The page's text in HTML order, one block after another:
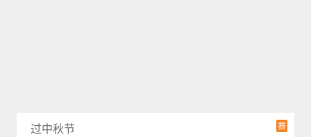
赛
过中秋节